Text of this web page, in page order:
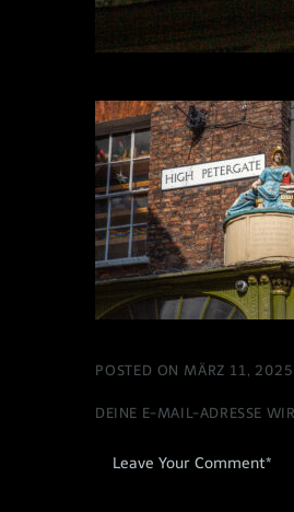
POSTED ON MÄRZ 11, 2025
DEINE E-MAIL-ADRESSE